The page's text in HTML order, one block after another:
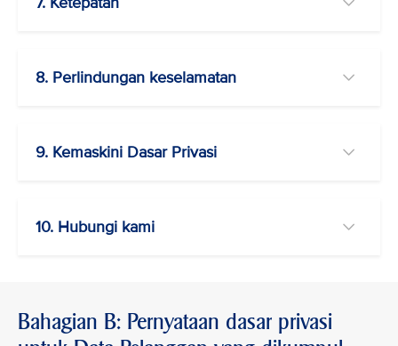
8. Perlindungan keselamatan
9. Kemaskini Dasar Privasi
10. Hubungi kami
Bahagian B: Pernyataan dasar privasi